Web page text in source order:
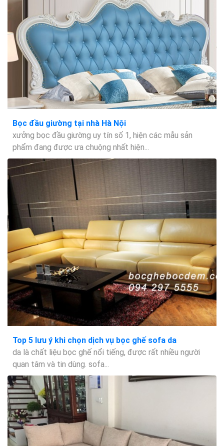
Bọc đầu giường tại nhà Hà Nội
xưởng bọc đầu giường uy tín số 1, hiện các mẫu sản
phẩm đang được ưa chuộng nhất hiện...
Top 5 lưu ý khi chọn dịch vụ bọc ghế sofa da
da là chất liệu bọc ghế nổi tiếng, được rất nhiều người
quan tâm và tin dùng. sofa...